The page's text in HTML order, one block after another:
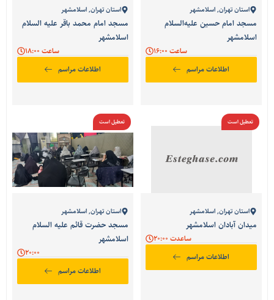
استان تهران,اسلامشهر
مسجد امام حسین علیه‌السلام
اسلامشهر
ساعت 16:00
اطلاعات مراسم
استان تهران,اسلامشهر
مسجد امام محمد باقر علیه السلام
اسلامشهر
ساعت 18:00
اطلاعات مراسم
تعطیل است
استان تهران,اسلامشهر
میدان آبادان اسلامشهر
ساعدت 20:00
اطلاعات مراسم
تعطیل است
استان تهران,اسلامشهر
مسجد حضرت قائم علیه السلام
اسلامشهر
اطلاعات مراسم